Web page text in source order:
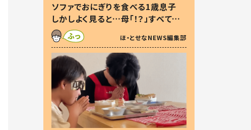
ソファでおにぎりを食べる1歳息子
しかしよく見ると…母「！？」すべてを
察した母の投稿に「可愛いから許
す！」「現行犯〜」
ほ・とせなNEWS編集部